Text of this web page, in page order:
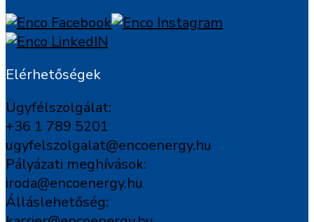
Elérhetőségek
Ügyfélszolgálat:
+36 1 789 5201
ugyfelszolgalat@encoenergy.hu
Pályázati meghívások:
iroda@encoenergy.hu
Álláslehetőség: